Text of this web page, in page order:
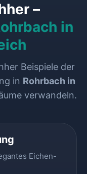
–
in
Beispiele der
in Rohrbach in
verwandeln.
Eichen-